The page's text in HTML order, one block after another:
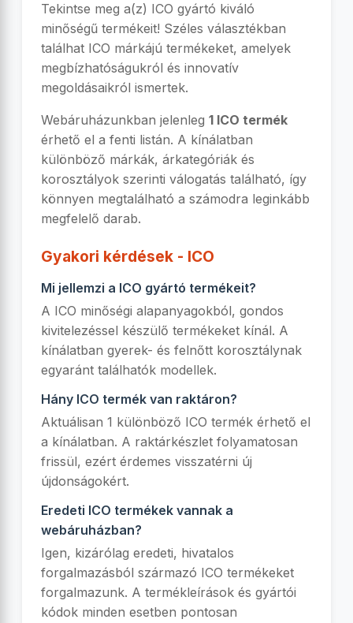
Tekintse meg a(z) ICO gyártó kiváló
minőségű termékeit! Széles választékban
találhat ICO márkájú termékeket, amelyek
megbízhatóságukról és innovatív
megoldásaikról ismertek.
Webáruházunkban jelenleg 1 ICO termék
érhető el a fenti listán. A kínálatban
különböző márkák, árkategóriák és
korosztályok szerinti válogatás található, így
könnyen megtalálható a számodra leginkább
megfelelő darab.
Gyakori kérdések - ICO
Mi jellemzi a ICO gyártó termékeit?
A ICO minőségi alapanyagokból, gondos
kivitelezéssel készülő termékeket kínál. A
kínálatban gyerek- és felnőtt korosztálynak
egyaránt találhatók modellek.
Hány ICO termék van raktáron?
Aktuálisan 1 különböző ICO termék érhető el
a kínálatban. A raktárkészlet folyamatosan
frissül, ezért érdemes visszatérni új
újdonságokért.
Eredeti ICO termékek vannak a
webáruházban?
Igen, kizárólag eredeti, hivatalos
forgalmazásból származó ICO termékeket
forgalmazunk. A termékleírások és gyártói
kódok minden esetben pontosan